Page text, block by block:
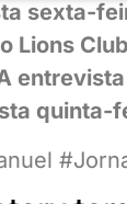
sexta-
Lions
quinta-